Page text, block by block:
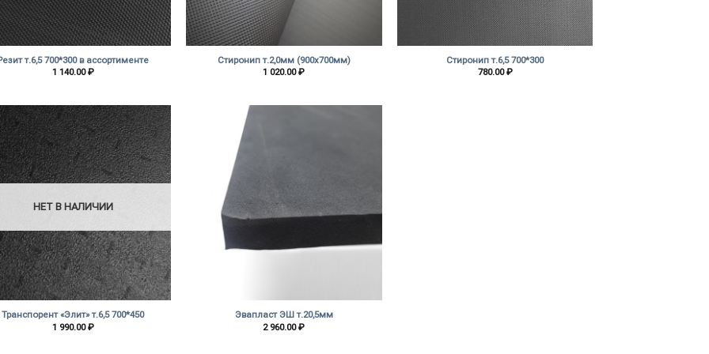
т.6,5 700*300 в ассортименте
1 140.00₽
+
Стиронип т.2,0мм (900х700мм)
1 020.00₽
Стиронип т.6,5 700*300
780.00₽
НЕТ В НАЛИЧИИ
Транспорент «Элит» т.6,5 700*450
1 990.00₽
Эвапласт ЭШ т.20,5мм
2 960.00₽